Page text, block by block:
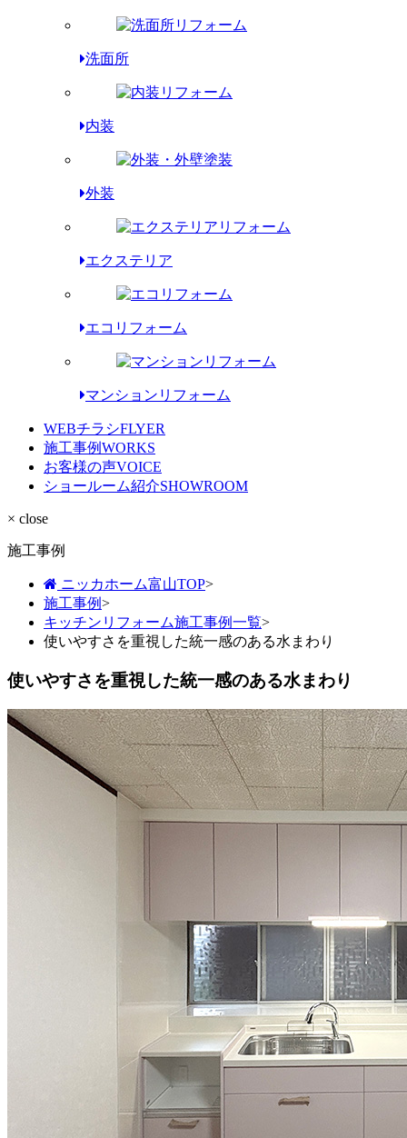
洗面所
内装
外装
エクステリア
エコリフォーム
マンションリフォーム
WEBチラシFLYER
施工事例WORKS
お客様の声VOICE
ショールーム紹介SHOWROOM
× close
施工事例
ニッカホーム富山TOP>
施工事例>
キッチンリフォーム施工事例一覧>
使いやすさを重視した統一感のある水まわり
使いやすさを重視した統一感のある水まわり